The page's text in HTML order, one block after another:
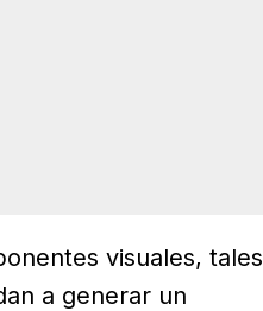
visuales, tales
a generar un